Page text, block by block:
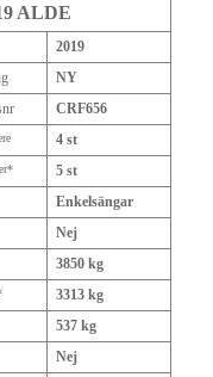
ALDE
2019
NY
CRF656
4 st
5 st
Enkelsängar
Nej
3850 kg
3313 kg
537 kg
Nej